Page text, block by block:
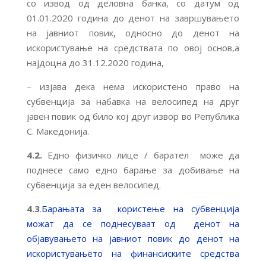
со извод од деловна банка, со датум од
01.01.2020 година до денот на завршувањето
на јавниот повик, односно до денот на
искористување на средствата по овој основ,а
најдоцна до 31.12.2020 година,
– изјава дека нема искористено право на
субвенција за набавка на велосипед на друг
јавен повик од било кој друг извор во Република
С. Македонија.
4.2.Едно физичко лице / барател може да
поднесе само едно барање за добивање на
субвенција за еден велосипед.
4.3.Барањата за користење на субвенција
можат да се поднесуваат од денот на
објавувањето на јавниот повик до денот на
искористувањето на финансиските средства